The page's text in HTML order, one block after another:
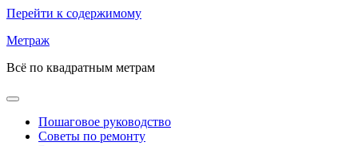
Перейти к содержимому
Метраж
Всё по квадратным метрам
Пошаговое руководство
Советы по ремонту